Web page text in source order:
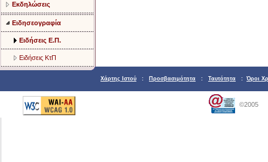
Εκδηλώσεις
Ειδησεογραφία
Ειδήσεις Ε.Π.
Ειδήσεις ΚτΠ
Χάρτης Ιστού : Προσβασιμότητα : Ταυτότητα : Όροι
©2005